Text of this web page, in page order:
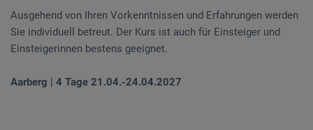
Ausgehend von Ihren Vorkenntnissen und Erfahrungen werden
Sie individuell betreut. Der Kurs ist auch für Einsteiger und
Einsteigerinnen bestens geeignet.
Aarberg | 4 Tage 21.04.-24.04.2027